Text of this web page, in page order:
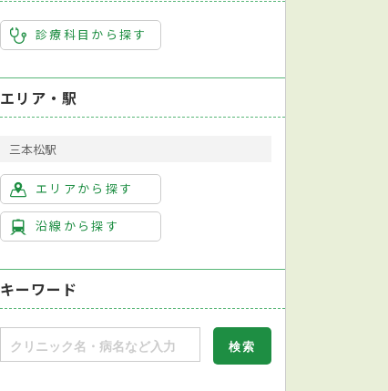
診療科目から探す
エリア・駅
三本松駅
エリアから探す
沿線から探す
キーワード